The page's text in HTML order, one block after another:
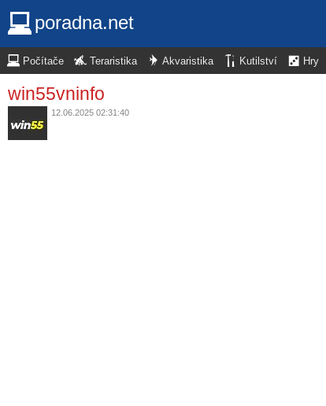
poradna.net
Počítače Teraristika Akvaristika Kutilství Hry
win55vninfo
12.06.2025 02:31:40